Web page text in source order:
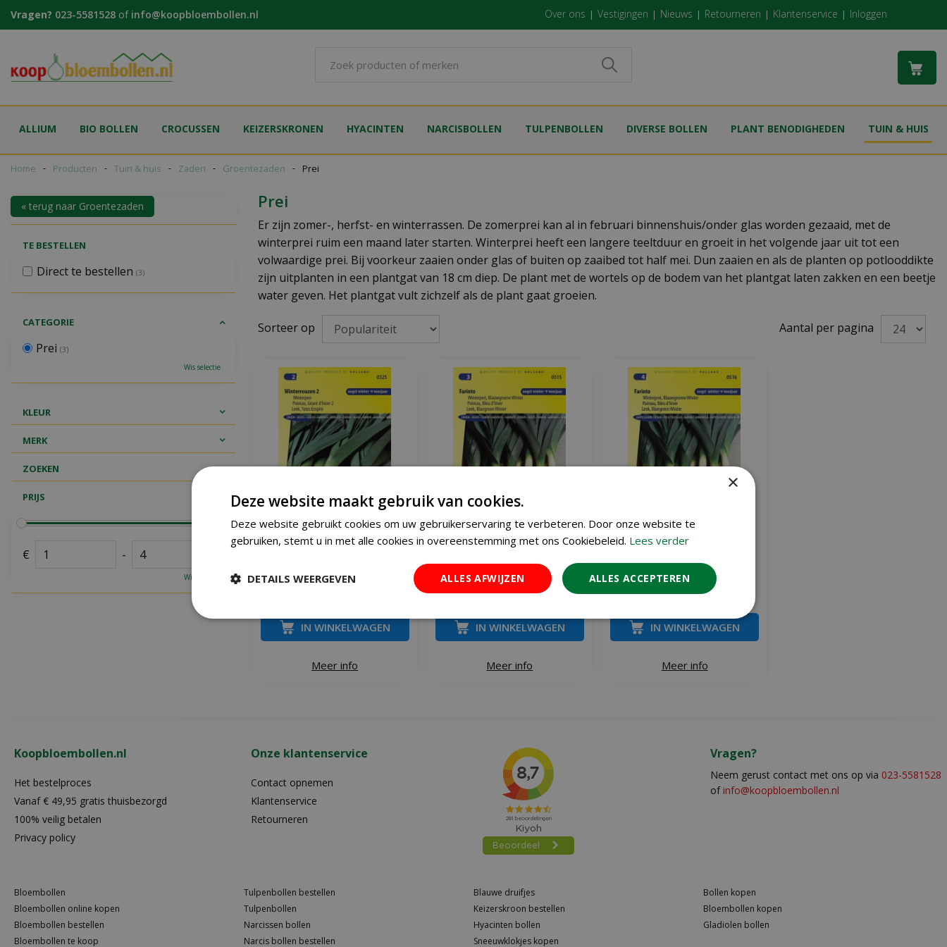
naar
Home Producten Tuin & huis Zaden Groentezaden Prei
Vragen? 023-5581528 of info@koopbloembollen.nl Over ons Vestigingen Nieuws Retourneren Klantenservice Inloggen
ALLIUM BIO BOLLEN CROCUSSEN KEIZERSKRONEN HYACINTEN NARCISBOLLEN TULPENBOLLEN DIVERSE BOLLEN PLANT BENODIGHEDEN TUIN & HUIS
Prei
Er zijn zomer-, herfst- en winterrassen. De zomerprei kan al in februari binnenshuis/onder glas worden gezaaid, met de
winterprei ruim een maand later starten. Winterprei heeft een langere teeltduur en groeit in het volgende jaar uit tot een
volwaardige prei. Bij voorkeur zaaien onder glas of buiten op zaaibed tot half mei. Dun zaaien en als de planten op potlooddikte
zijn uitplanten in een plantgat van 18 cm diep. De plant met de wortels op de bodem van het plantgat laten zakken en een beetje
water geven. Het plantgat vult zichzelf als de plant gaat groeien.
Aantal per pagina
Sorteer op
€
Meer info
IN WINKELWAGEN
winter Farinto
€ 2,95 €2,51
Meer info
IN WINKELWAGEN
winter Farinto pillen
€ 3,95 €3
Meer info
IN WINKELWAGEN
« terug naar Groentezaden
TE BESTELLEN
Direct te bestellen (3)
CATEGORIE
Prei (3)
Wis selectie
KLEUR
MERK
ZOEKEN
PRIJS
€ -
Wis selectie
Koopbloembollen.nl
Het bestelproces
Vanaf € 49,95 gratis thuisbezorgd
100% veilig betalen
Privacy policy
Onze klantenservice
Contact opnemen
Klantenservice
Retourneren
Vragen?
Neem gerust contact met ons op via 023-5581528
of info@koopbloembollen.nl
Bloembollen
Bloembollen online kopen
Bloembollen bestellen
Bloembollen te koop
Tulpenbollen bestellen
Tulpenbollen
Narcissen bollen
Narcis bollen bestellen
Blauwe druifjes
Keizerskroon bestellen
Hyacinten bollen
Sneeuwklokjes kopen
Bollen kopen
Bloembollen kopen
Gladiolen bollen
×
Deze website maakt gebruik van cookies.
Deze website gebruikt cookies om uw gebruikerservaring te verbeteren. Door onze website te
gebruiken, stemt u in met alle cookies in overeenstemming met ons Cookiebeleid. Lees verder
ALLES ACCEPTEREN
ALLES AFWIJZEN
DETAILS WEERGEVEN